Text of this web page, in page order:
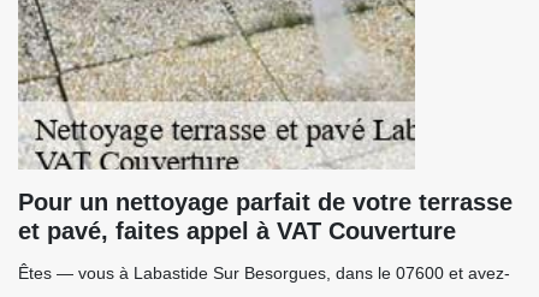
Pour un nettoyage parfait de votre terrasse
et pavé, faites appel à VAT Couverture
Êtes — vous à Labastide Sur Besorgues, dans le 07600 et avez-